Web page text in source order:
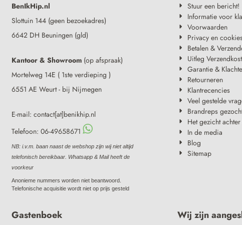
BenIkHip.nl
Slottuin 144 (geen bezoekadres)
6642 DH Beuningen (gld)
Kantoor & Showroom (op afspraak)
Mortelweg 14E ( 1ste verdieping )
6551 AE Weurt - bij Nijmegen
E-mail: contact[at]benikhip.nl
Telefoon: 06-49658671
NB: i.v.m. baan naast de webshop zijn wij niet altijd
telefonisch bereikbaar. Whatsapp & Mail heeft de
voorkeur
Anonieme nummers worden niet beantwoord.
Telefonische acquisitie wordt niet op prijs gesteld
Stuur een bericht!
Informatie voor
Voorwaarden
Privacy en
Betalen &
Uitleg
Garantie &
Retourneren
Klantrecencies
Veel gestelde
Brandreps
Het gezicht
In de media
Blog
Sitemap
Gastenboek Wij zijn